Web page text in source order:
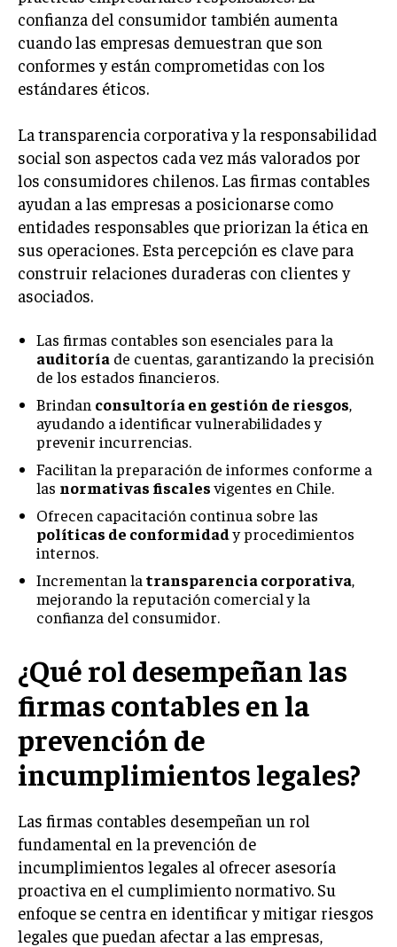
ÉTICA EMPRESARIAL Y RESPONSABILIDAD
SOCIAL
BLOG
Acerca de Últimas entradas
Soy Ricardo Mendoza, periodista de negocios e
innovación, con amplia trayectoria. Desde hace
más de diez años, colaboro en un reconocido
portal de noticias, abarcando desde noticias
corporativas hasta tendencias innovadoras. Creo firmemente en
Aparece en periódicos digitales y domina los buscadores,
Infórmate aquí.
confianza del consumidor también aumenta
cuando las empresas demuestran que son
conformes y están comprometidas con los
estándares éticos.
La transparencia corporativa y la responsabilidad
social son aspectos cada vez más valorados por
los consumidores chilenos. Las firmas contables
ayudan a las empresas a posicionarse como
entidades responsables que priorizan la ética en
sus operaciones. Esta percepción es clave para
construir relaciones duraderas con clientes y
asociados.
Las firmas contables son esenciales para la
auditoría de cuentas, garantizando la precisión
de los estados financieros.
Brindan consultoría en gestión de riesgos,
ayudando a identificar vulnerabilidades y
prevenir incurrencias.
Facilitan la preparación de informes conforme a
las normativas fiscalesvigentes en Chile.
Ofrecen capacitación continua sobre las
políticas de conformidady procedimientos
internos.
Incrementan la transparencia corporativa,
mejorando la reputación comercial y la
confianza del consumidor.
¿Qué rol desempeñan las
firmas contables en la
prevención de
incumplimientos legales?
Las firmas contables desempeñan un rol
fundamental en la prevención de
incumplimientos legales al ofrecer asesoría
proactiva en el cumplimiento normativo. Su
enfoque se centra en identificar y mitigar riesgos
legales que puedan afectar a las empresas,